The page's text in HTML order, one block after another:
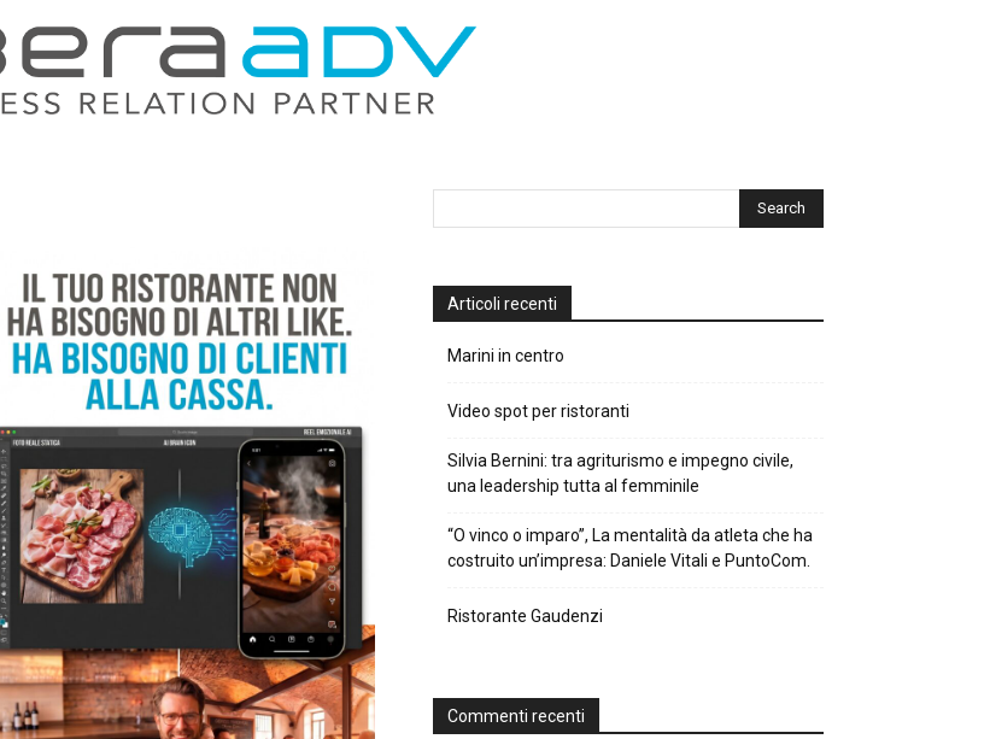
Articoli recenti
Marini in centro
Video spot per ristoranti
Silvia Bernini: tra agriturismo e impegno civile,
una leadership tutta al femminile
“O vinco o imparo”, La mentalità da atleta che ha
costruito un’impresa: Daniele Vitali e PuntoCom.
Ristorante Gaudenzi
Commenti recenti